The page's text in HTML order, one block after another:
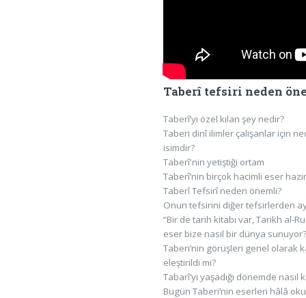
Taberî tefsiri neden
Taberî’yi özel kılan şey nedir?
Taberi dinî ilimler çalışanlar için
isimdir?
Taberî'nin yetiştiği ortam
Taberî’nin birçok hacimli eser
Taberî Tefsirî neden önemli?
Onun tefsirini diğer tefsirlerden
“Bir de tarih kitabı var, Tarikh al-
eser bize nasıl bir dünya
Taberi’nin görüşleri genel olarak
eleştirildi mi?
Tabarî’yi yaşadığı dönemde nasıl
Bugün Taberi’nin eserleri hâlâ